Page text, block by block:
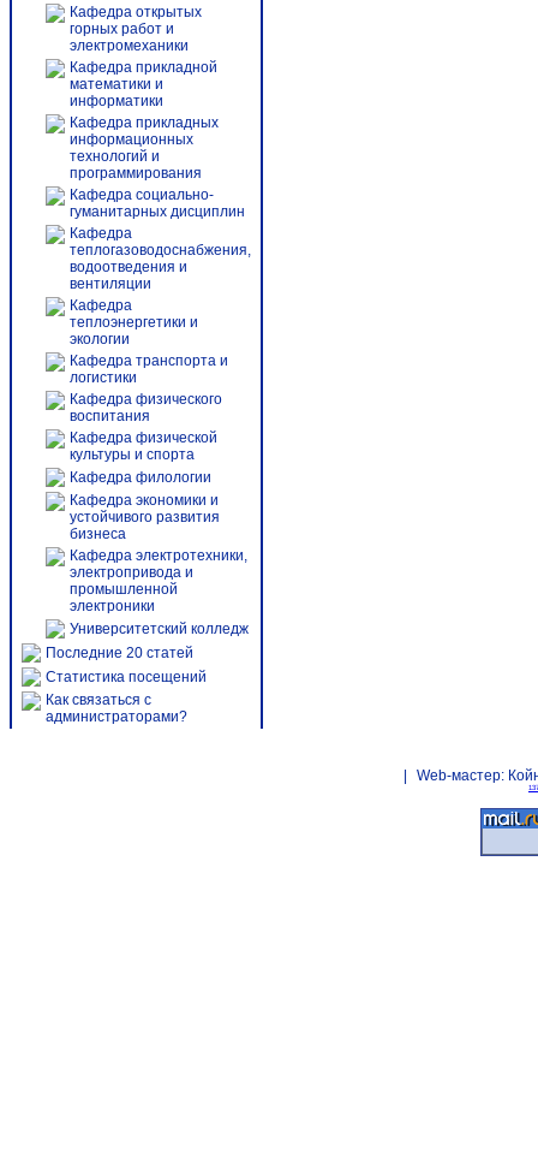
Кафедра открытых
горных работ и
электромеханики
Кафедра прикладной
математики и
информатики
Кафедра прикладных
информационных
технологий и
программирования
Кафедра социально-
гуманитарных дисциплин
Кафедра
теплогазоводоснабжения,
водоотведения и
вентиляции
Кафедра
теплоэнергетики и
экологии
Кафедра транспорта и
логистики
Кафедра физического
воспитания
Кафедра физической
культуры и спорта
Кафедра филологии
Кафедра экономики и
устойчивого развития
бизнеса
Кафедра электротехники,
электропривода и
промышленной
электроники
Университетский колледж
Последние 20 статей
Статистика посещений
Как связаться с
администраторами?
Web-мастер: